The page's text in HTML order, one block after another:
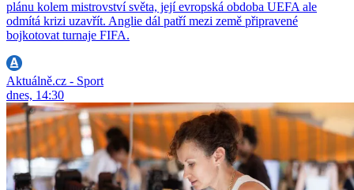
plánu kolem mistrovství světa, její evropská obdoba UEFA ale
odmítá krizi uzavřít. Anglie dál patří mezi země připravené
bojkotovat turnaje FIFA.
Aktuálně.cz - Sport
dnes, 14:30